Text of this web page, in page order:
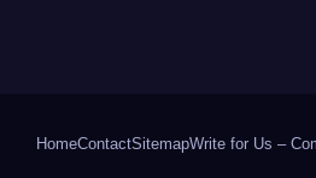
HomeContactSitemapWrite for Us –